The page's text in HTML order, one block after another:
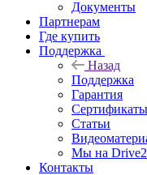
Документы
Партнерам
Где купить
Поддержка
Назад
Поддержка
Гарантия
Сертификаты
Статьи
Мы на Drive2
Контакты